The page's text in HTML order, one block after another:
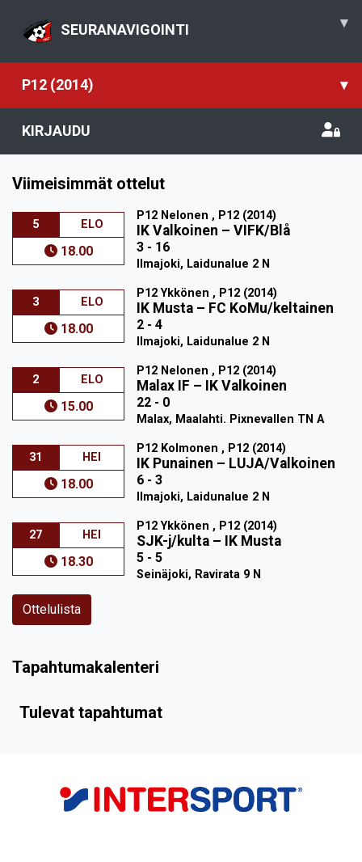
SEURANAVIGOINTI ▾
P12 (2014) ▾
KIRJAUDU
Viimeisimmät ottelut
5 ELO
18.00
P12 Nelonen , P12 (2014)
IK Valkoinen –VIFK/Blå
3 - 16
Ilmajoki, Laidunalue 2 N
3 ELO
18.00
P12 Ykkönen , P12 (2014)
IK Musta – FC KoMu/keltainen
2 - 4
Ilmajoki, Laidunalue 2 N
2 ELO
15.00
P12 Nelonen , P12 (2014)
Malax IF – IK Valkoinen
22 - 0
Malax, Maalahti. Pixnevallen TN A
31 HEI
18.00
P12 Kolmonen , P12 (2014)
IK Punainen – LUJA/Valkoinen
6 - 3
Ilmajoki, Laidunalue 2 N
27 HEI
18.30
P12 Ykkönen , P12 (2014)
SJK-j/kulta – IK Musta
5 - 5
Seinäjoki, Ravirata 9 N
Ottelulista
Tapahtumakalenteri
Tulevat tapahtumat